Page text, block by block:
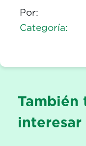
Por:
Categoría:
También
interesar